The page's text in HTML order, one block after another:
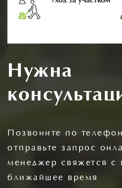
Нужна
Позвоните по
отправьте запрос
менеджер свяжется с
ближайшее время